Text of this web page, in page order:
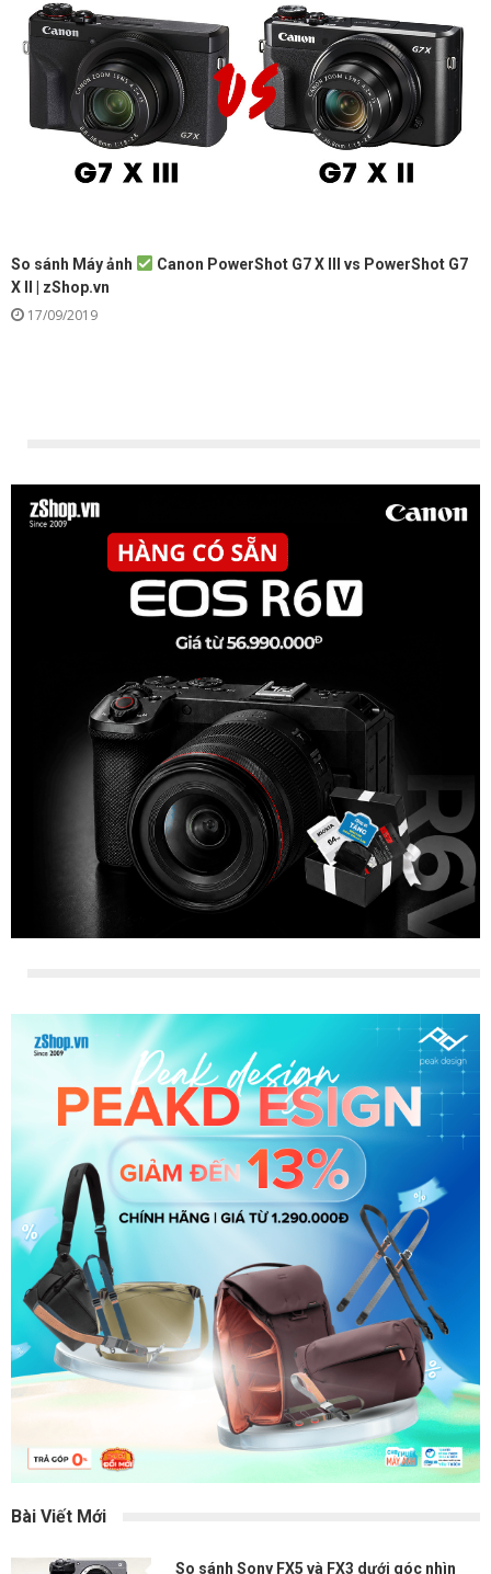
So sánh Máy ảnh
Canon PowerShot G7 X III vs PowerShot G7
X II | zShop.vn
17/09/2019
Bài Viết Mới
So sánh Sony FX5 và FX3 dưới góc nhìn